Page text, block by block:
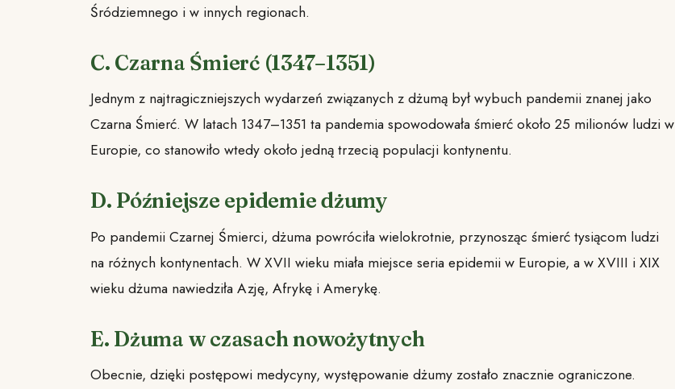
Śródziemnego i w innych regionach.
C. Czarna Śmierć (1347–1351)
Jednym z najtragiczniejszych wydarzeń związanych z dżumą był wybuch pandemii znanej jako
Czarna Śmierć. W latach 1347–1351 ta pandemia spowodowała śmierć około 25 milionów ludzi w
Europie, co stanowiło wtedy około jedną trzecią populacji kontynentu.
D. Późniejsze epidemie dżumy
Po pandemii Czarnej Śmierci, dżuma powróciła wielokrotnie, przynosząc śmierć tysiącom ludzi
na różnych kontynentach. W XVII wieku miała miejsce seria epidemii w Europie, a w XVIII i XIX
wieku dżuma nawiedziła Azję, Afrykę i Amerykę.
E. Dżuma w czasach nowożytnych
Obecnie, dzięki postępowi medycyny, występowanie dżumy zostało znacznie ograniczone.